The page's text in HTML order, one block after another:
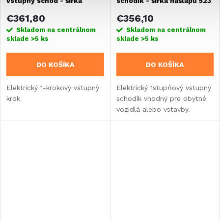
€361,80
Skladom na centrálnom
sklade >5 ks
DO KOŠÍKA
Elektrický 1-krokový vstupný
krok
€356,10
Skladom na centrálnom
sklade >5 ks
DO KOŠÍKA
Elektrický 1stupňový vstupný
schodík vhodný pre obytné
vozidlá alebo vstavby.